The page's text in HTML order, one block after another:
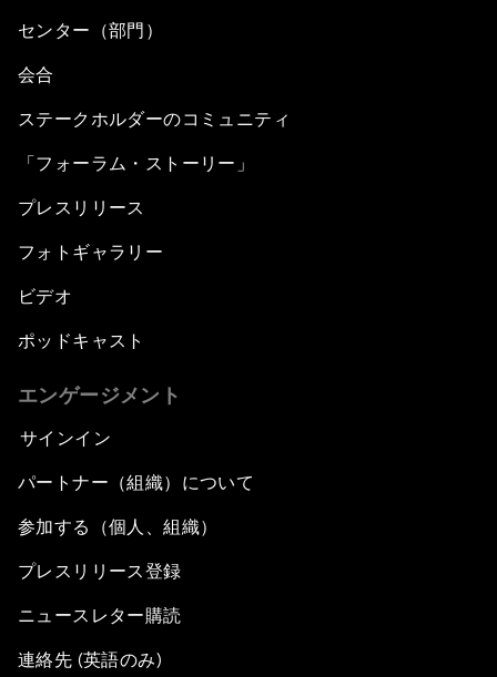
センター（部門）
会合
ステークホルダーのコミュニティ
「フォーラム・ストーリー」
プレスリリース
フォトギャラリー
ビデオ
ポッドキャスト
エンゲージメント
サインイン
パートナー（組織）について
参加する（個人、組織）
プレスリリース登録
ニュースレター購読
連絡先 (英語のみ)